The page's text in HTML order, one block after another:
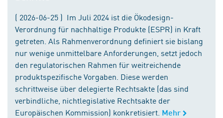
( 2026-06-25 ) Im Juli 2024 ist die Ökodesign-
Verordnung für nachhaltige Produkte (ESPR) in Kraft
getreten. Als Rahmenverordnung definiert sie bislang
nur wenige unmittelbare Anforderungen, setzt jedoch
den regulatorischen Rahmen für weitreichende
produktspezifische Vorgaben. Diese werden
schrittweise über delegierte Rechtsakte (das sind
verbindliche, nichtlegislative Rechtsakte der
Europäischen Kommission) konkretisiert. Mehr